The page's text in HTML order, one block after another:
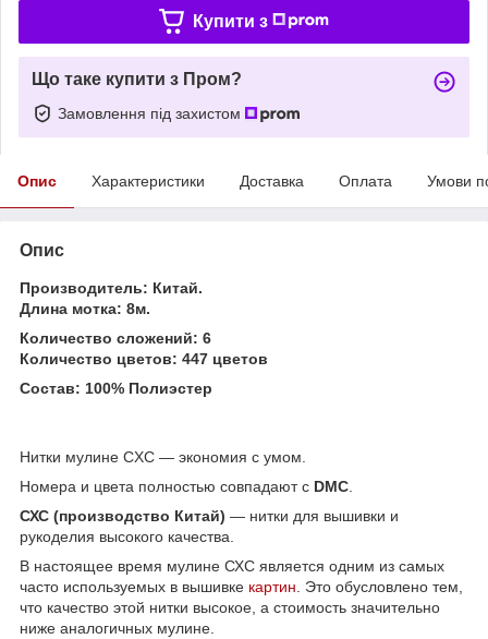
Купити з
Що таке купити з Пром?
Замовлення під захистом
Опис Характеристики Доставка Оплата Умови
Опис
Производитель: Китай.
Длина мотка: 8м.
Количество сложений: 6
Количество цветов: 447 цветов
Состав: 100% Полиэстер
Нитки мулине CXC ― экономия с умом.
Номера и цвета полностью совпадают с DMC.
СХС (производство Китай) ― нитки для вышивки и
рукоделия высокого качества.
В настоящее время мулине СХС является одним из самых
часто используемых в вышивке картин. Это обусловлено тем,
что качество этой нитки высокое, а стоимость значительно
ниже аналогичных мулине.